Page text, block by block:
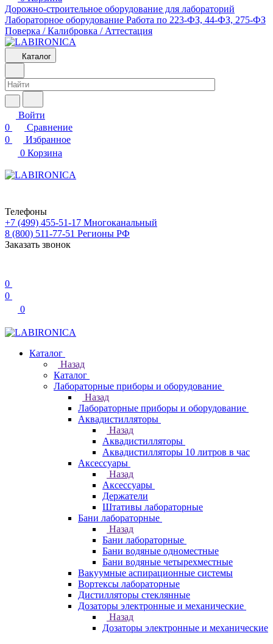
Дорожно-строительное оборудование для лабораторий
Лабораторное оборудование Работа по 223-ФЗ, 44-ФЗ, 275-ФЗ
Поверка / Калибровка / Аттестация
Каталог
Войти
0
Сравнение
0
Избранное
0 Корзина
Телефоны
+7 (499) 455-51-17 Многоканальный
8 (800) 511-77-51 Регионы РФ
Заказать звонок
0
0
0
Каталог
Назад
Каталог
Лабораторные приборы и оборудование
Назад
Лабораторные приборы и оборудование
Аквадистилляторы
Назад
Аквадистилляторы
Аквадистилляторы 10 литров в час
Аксессуары
Назад
Аксессуары
Держатели
Штативы лабораторные
Бани лабораторные
Назад
Бани лабораторные
Бани водяные одноместные
Бани водяные четырехместные
Вакуумные аспирационные системы
Вортексы лабораторные
Дистилляторы стеклянные
Дозаторы электронные и механические
Назад
Дозаторы электронные и механические